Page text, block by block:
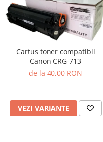
Cartus toner compatibil
Canon CRG-713
de la 40,00 RON
VEZI VARIANTE